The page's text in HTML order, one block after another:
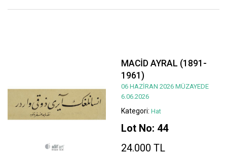
MACİD AYRAL (1891-
1961)
06 HAZİRAN 2026 MÜZAYEDE
6.06.2026
Kategori: Hat
Lot No: 44
24.000 TL